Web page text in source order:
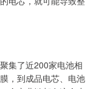
集了近200家电池相
，到成品电芯、电池